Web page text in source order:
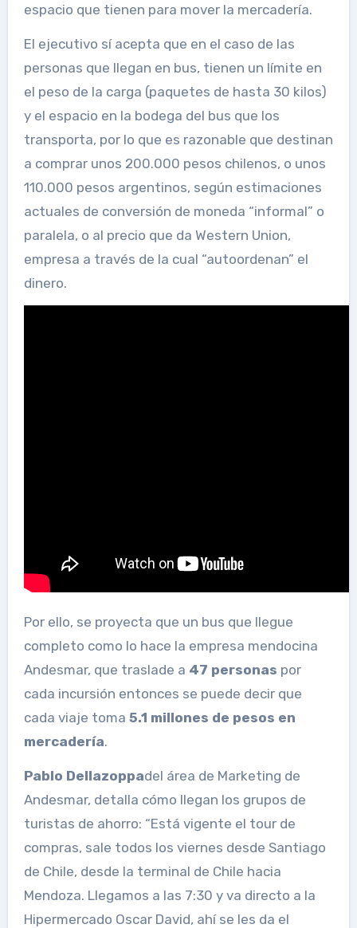
espacio que tienen para mover la mercadería.
El ejecutivo sí acepta que en el caso de las
personas que llegan en bus, tienen un límite en
el peso de la carga (paquetes de hasta 30 kilos)
y el espacio en la bodega del bus que los
transporta, por lo que es razonable que destinan
a comprar unos 200.000 pesos chilenos, o unos
110.000 pesos argentinos, según estimaciones
actuales de conversión de moneda “informal” o
paralela, o al precio que da Western Union,
empresa a través de la cual “autoordenan” el
dinero.
Por ello, se proyecta que un bus que llegue
completo como lo hace la empresa mendocina
Andesmar, que traslade a 47 personas por
cada incursión entonces se puede decir que
cada viaje toma 5.1 millones de pesos en
mercadería.
Pablo Dellazoppadel área de Marketing de
Andesmar, detalla cómo llegan los grupos de
turistas de ahorro: “Está vigente el tour de
compras, sale todos los viernes desde Santiago
de Chile, desde la terminal de Chile hacia
Mendoza. Llegamos a las 7:30 y va directo a la
Hipermercado Oscar David, ahí se les da el